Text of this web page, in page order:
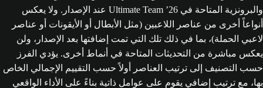
والبرونزية المتاحة في Ultimate Team ’26 عند الإصدار. ولا يعكس
أنواعاً أخرى من عناصر اللاعبين (مثل الأبطال أو الأيقونات أو عناصر
لاعبي الحملة)، بما في ذلك تلك التي تمت إضافتها بعد الإصدار، ولن
يعكس مباشرة من التحديثات المتاحة في أنماط أخرى. يؤدي الفرز
حسب التصنيف إلى ترتيب العناصر أولاً حسب التقييم الإجمالي الخاص
بها، مع ترتيب إضافي يقوم على عوامل ذاتية بناءً على الأداء الواقعي